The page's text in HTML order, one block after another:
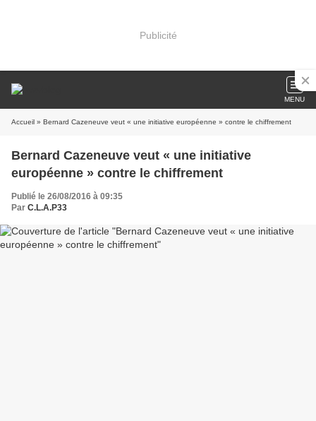
Publicité
MENU
Accueil » Bernard Cazeneuve veut « une initiative européenne » contre le chiffrement
Bernard Cazeneuve veut « une initiative
européenne » contre le chiffrement
Publié le 26/08/2016 à 09:35
Par C.L.A.P33